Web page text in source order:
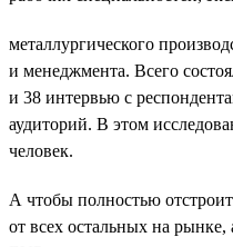
металлургического
и менеджмента. Всего
и 38 интервью с
аудиторий. В этом
человек.
А чтобы полностью
от всех остальных на рынке,